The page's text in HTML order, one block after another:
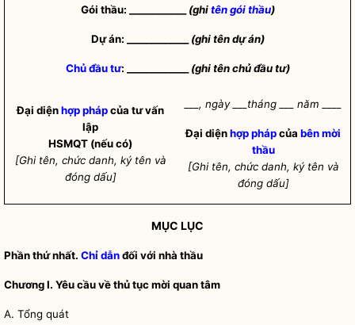
Gói thầu: ____________ (ghitên gói thầu)
Dự án: _____________ (ghi tên dự án)
Chủ đầu tư: _____________ (ghi tênchủ đầu tư)
Đại diệnhợp phápcủa tư vấn
lập
HSMQT (nếu có)
[Ghi tên, chức danh, ký tên và
đóng dấu]
___, ngày ___tháng ___ năm ____
Đại diệnhợp phápcủa bên mời
thầu
[Ghi tên, chức danh, ký tên và
đóng dấu]
MỤC LỤC
Phần thứ nhất. Chỉ dẫnđối với nhà thầu
Chương I. Yêu cầu về thủ tục mời quan tâm
A. Tổng quát